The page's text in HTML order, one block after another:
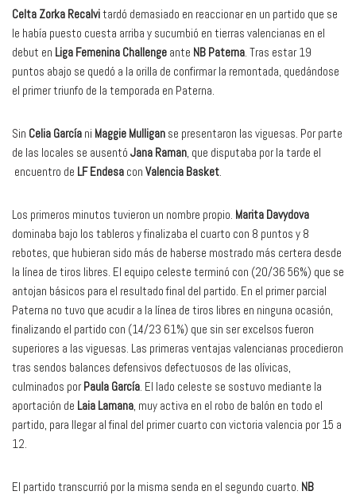
Celta Zorka Recalvitardó demasiado en reaccionar en un partido que se
le había puesto cuesta arriba y sucumbió en tierras valencianas en el
debut en Liga Femenina Challenge ante NB Paterna . Tras estar 19
puntos abajo se quedó a la orilla de confirmar la remontada, quedándose
el primer triunfo de la temporada en Paterna.
Sin Celia García ni Maggie Mulligan se presentaron las viguesas. Por parte
de las locales se ausentó Jana Raman , que disputaba por la tarde el
encuentro de LF Endesa con Valencia Basket
Los primeros minutos tuvieron un nombre propio. Marita Davydova
dominaba bajo los tableros y finalizaba el cuarto con 8 puntos y 8
rebotes, que hubieran sido más de haberse mostrado más certera desde
la línea de tiros libres. El equipo celeste terminó con (20/36 56%) que se
antojan básicos para el resultado final del partido. En el primer parcial
Paterna no tuvo que acudir a la línea de tiros libres en ninguna ocasión,
finalizando el partido con (14/23 61%) que sin ser excelsos fueron
superiores a las viguesas. Las primeras ventajas valencianas procedieron
tras sendos balances defensivos defectuosos de las olívicas,
culminados porPaula García . El lado celeste se sostuvo mediante la
aportación de Laia Lamana , muy activa en el robo de balón en todo el
partido, para llegar al final del primer cuarto con victoria valencia por 15 a
12.
El partido transcurrió por la misma senda en el segundo cuarto. NB